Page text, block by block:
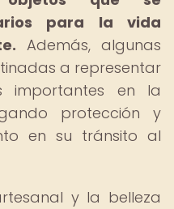
para la vida
Además, algunas
a representar
importantes en la
protección y
en su tránsito al
y la belleza